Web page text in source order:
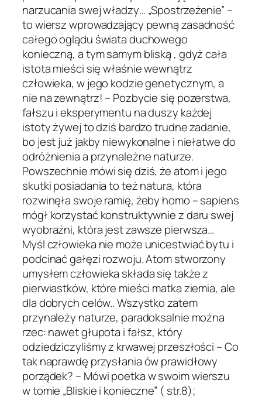
narzucania swej władzy… „Spostrzeżenie” –
to wiersz wprowadzający pewną zasadność
całego oglądu świata duchowego
konieczną, a tym samym bliską , gdyż cała
istota mieści się właśnie wewnątrz
człowieka, w jego kodzie genetycznym, a
nie na zewnątrz! – Pozbycie się pozerstwa,
fałszu i eksperymentu na duszy każdej
istoty żywej to dziś bardzo trudne zadanie,
bo jest już jakby niewykonalne i niełatwe do
odróżnienia a przynależne naturze.
Powszechnie mówi się dziś, że atom i jego
skutki posiadania to też natura, która
rozwinęła swoje ramię, żeby homo – sapiens
mógł korzystać konstruktywnie z daru swej
wyobraźni, która jest zawsze pierwsza…
Myśl człowieka nie może unicestwiać bytu i
podcinać gałęzi rozwoju. Atom stworzony
umysłem człowieka składa się także z
pierwiastków, które mieści matka ziemia, ale
dla dobrych celów.. Wszystko zatem
przynależy naturze, paradoksalnie można
rzec: nawet głupota i fałsz, który
odziedziczyliśmy z krwawej przeszłości – Co
tak naprawdę przysłania ów prawidłowy
porządek? – Mówi poetka w swoim wierszu
w tomie „Bliskie i konieczne” ( str.8);